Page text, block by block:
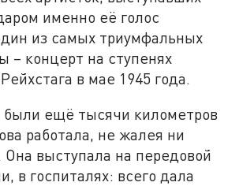
именно её голос
из самых триумфальных
– концерт на ступенях
в мае 1945 года.
ещё тысячи километров
работала, не жалея ни
Она выступала на передовой
в госпиталях: всего дала